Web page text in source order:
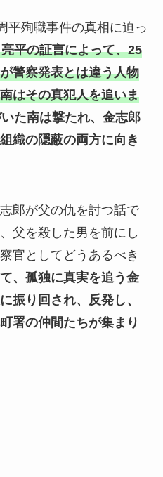
平殉職事件の真相に迫っ
亮平の証言によって、25
警察発表とは違う人物
はその真犯人を追いま
た南は撃たれ、金志郎
織の隠蔽の両方に向き
郎が父の仇を討つ話で
父を殺した男を前にし
官としてどうあるべき
、孤独に真実を追う金
振り回され、反発し、
署の仲間たちが集まり